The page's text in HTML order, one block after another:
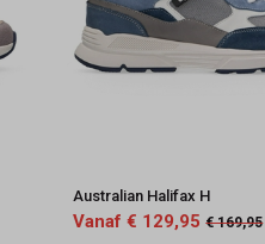
Australian Halifax H
Vanaf € 129,95 € 169,95